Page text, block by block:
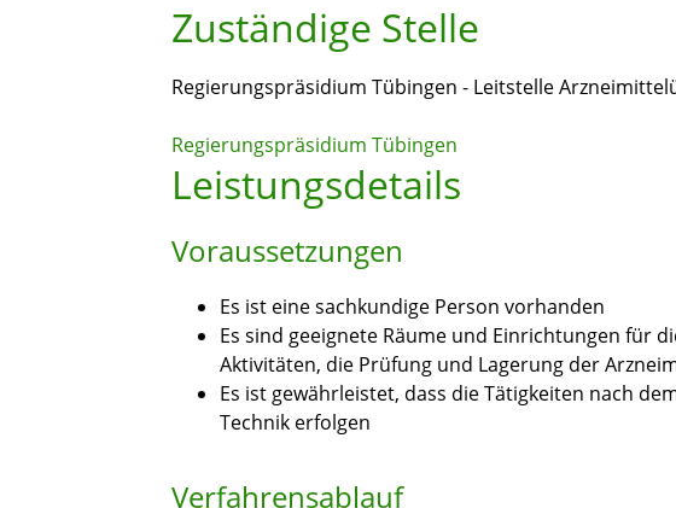
Zuständige Stelle
Regierungspräsidium Tübingen - Leitstelle
Regierungspräsidium Tübingen
Leistungsdetails
Voraussetzungen
Es ist eine sachkundige Person vorhanden
Es sind geeignete Räume und Einrichtungen für
Aktivitäten, die Prüfung und Lagerung der
Es ist gewährleistet, dass die Tätigkeiten nach
Technik erfolgen
Verfahrensablauf